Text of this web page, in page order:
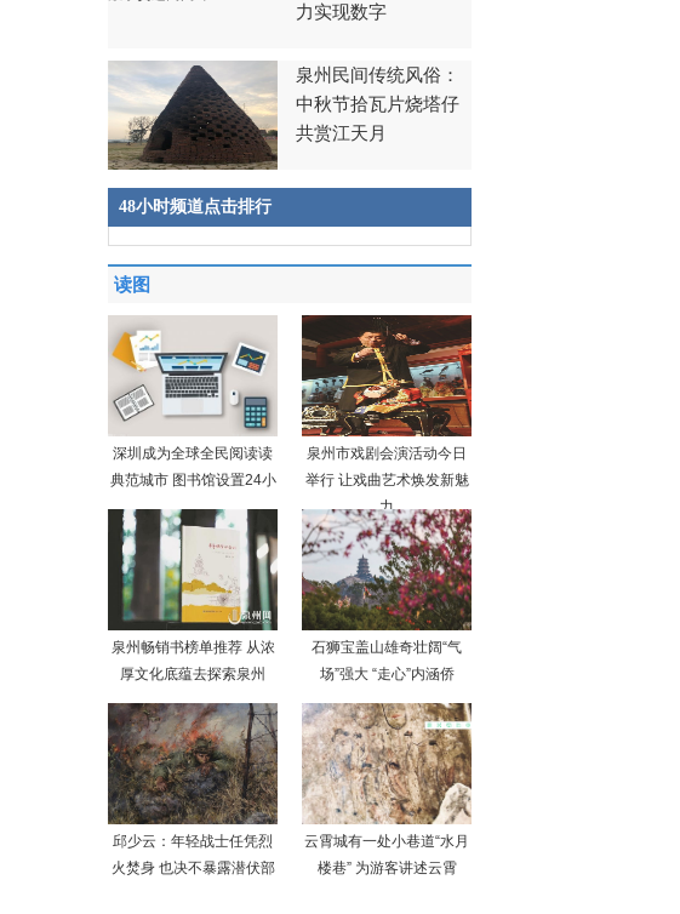
力实现数字
泉州民间传统风俗：
中秋节拾瓦片烧塔仔
共赏江天月
48小时频道点击排行
读图
深圳成为全球全民阅读读
典范城市 图书馆设置24小
泉州市戏剧会演活动今日
举行 让戏曲艺术焕发新魅
力
泉州畅销书榜单推荐 从浓
厚文化底蕴去探索泉州
石狮宝盖山雄奇壮阔“气
场”强大 “走心”内涵侨
邱少云：年轻战士任凭烈
火焚身 也决不暴露潜伏部
云霄城有一处小巷道“水月
楼巷” 为游客讲述云霄